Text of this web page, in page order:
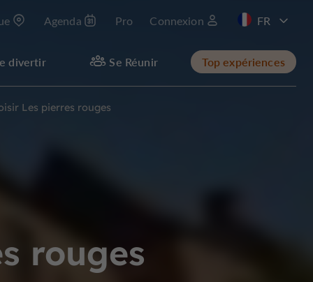
Agenda Pro Connexion
EN
divertir Se Réunir Top expériences
Les pierres rouges
rouges